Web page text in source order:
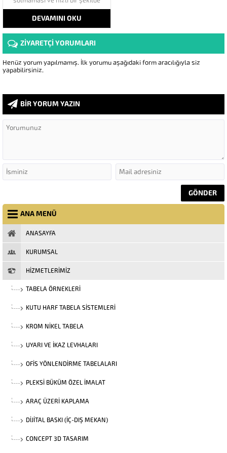
tabela formu verilebilir. Tabela
Yapında en çok kullanılan
malzemelerden bir tanesi
kompozit dir. Kompozit tabela
çalışması Kullanılan
ekipmanların çeşitliliği ( ışıklı
veya ışıksız ) tercih edilebilir. İş...
DEVAMINI OKU
ZİYARETÇİ YORUMLARI
Henüz yorum yapılmamış. İlk yorumu aşağıdaki form aracılığıyla siz
yapabilirsiniz.
BİR YORUM YAZIN
ANA MENÜ
ANASAYFA
KURUMSAL
HİZMETLERİMİZ
TABELA ÖRNEKLERI
KUTU HARF TABELA SISTEMLERI
KROM NIKEL TABELA
UYARI VE İKAZ LEVHALARI
OFIS YÖNLENDIRME TABELALARI
PLEKSI BÜKÜM ÖZEL İMALAT
ARAÇ ÜZERI KAPLAMA
DIJITAL BASKI (İÇ-DIŞ MEKAN)
CONCEPT 3D TASARIM